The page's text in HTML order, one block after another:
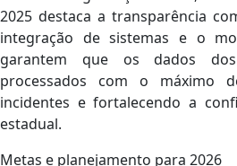
2025 destaca a transparência
integração de sistemas e o
garantem que os dados dos
processados com o máximo
incidentes e fortalecendo a
estadual.
Metas e planejamento para 2026